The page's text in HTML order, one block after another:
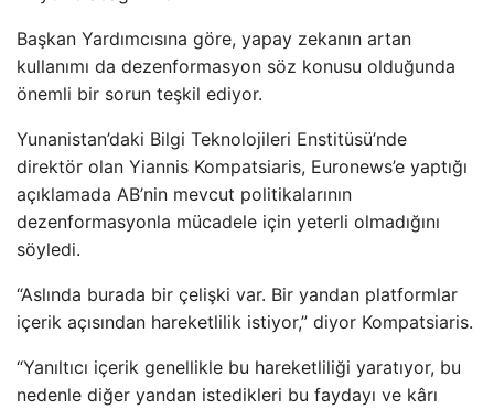
Başkan Yardımcısına göre, yapay zekanın artan
kullanımı da dezenformasyon söz konusu olduğunda
önemli bir sorun teşkil ediyor.
Yunanistan’daki Bilgi Teknolojileri Enstitüsü’nde
direktör olan Yiannis Kompatsiaris, Euronews’e yaptığı
açıklamada AB’nin mevcut politikalarının
dezenformasyonla mücadele için yeterli olmadığını
söyledi.
“Aslında burada bir çelişki var. Bir yandan platformlar
içerik açısından hareketlilik istiyor,” diyor Kompatsiaris.
“Yanıltıcı içerik genellikle bu hareketliliği yaratıyor, bu
nedenle diğer yandan istedikleri bu faydayı ve kârı